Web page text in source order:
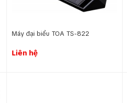
Máy đại biểu TOA TS-822
Liên hệ